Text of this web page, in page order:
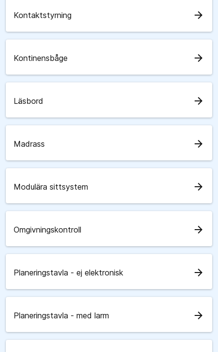
Kontaktstyrning arrow_forward
Kontinensbåge arrow_forward
Läsbord arrow_forward
Madrass arrow_forward
Modulära sittsystem arrow_forward
Omgivningskontroll arrow_forward
Planeringstavla - ej elektronisk arrow_forward
Planeringstavla - med larm arrow_forward